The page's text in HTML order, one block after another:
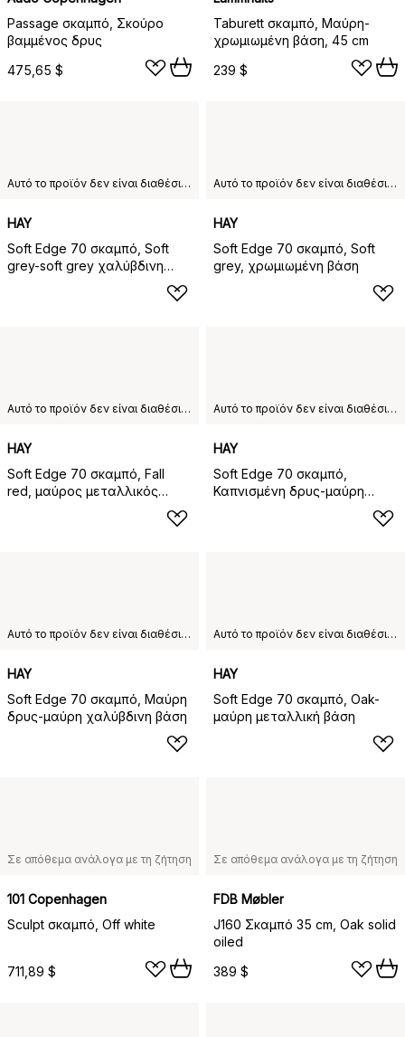
Passage σκαμπό, Σκούρο
βαμμένος δρυς
475,65 $
Taburett σκαμπό, Μαύρη-
χρωμιωμένη βάση, 45 cm
239 $
Αυτό το προϊόν δεν είναι διαθέσιμο στη χώρα παράδοσης που έχετε επιλέξει.
HAY
Soft Edge 70 σκαμπό, Soft
grey-soft grey χαλύβδινη
Αυτό το προϊόν δεν είναι διαθέσιμο στη χώρα παράδοσης που έχετε επιλέξει.
HAY
Soft Edge 70 σκαμπό, Soft
grey, χρωμιωμένη βάση
Αυτό το προϊόν δεν είναι διαθέσιμο στη χώρα παράδοσης που έχετε επιλέξει.
HAY
Soft Edge 70 σκαμπό, Fall
red, μαύρος μεταλλικός
Αυτό το προϊόν δεν είναι διαθέσιμο στη χώρα παράδοσης που έχετε επιλέξει.
HAY
Soft Edge 70 σκαμπό,
Καπνισμένη δρυς-μαύρη
Αυτό το προϊόν δεν είναι διαθέσιμο στη χώρα παράδοσης που έχετε επιλέξει.
HAY
Soft Edge 70 σκαμπό, Μαύρη
δρυς-μαύρη χαλύβδινη βάση
Αυτό το προϊόν δεν είναι διαθέσιμο στη χώρα παράδοσης που έχετε επιλέξει.
HAY
Soft Edge 70 σκαμπό, Oak-
μαύρη μεταλλική βάση
Σε απόθεμα ανάλογα με τη ζήτηση
101 Copenhagen
Sculpt σκαμπό, Off white
711,89 $
Σε απόθεμα ανάλογα με τη ζήτηση
FDB Møbler
J160 Σκαμπό 35 cm, Oak solid
oiled
389 $